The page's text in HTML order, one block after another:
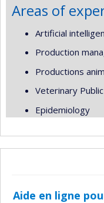
Areas of
Artificial
Production
Productions
Veterinary
Epidemiology
Aide en ligne